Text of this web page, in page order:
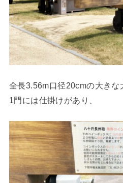
全長3.56m口径20cmの大きな
1門には仕掛けがあり、